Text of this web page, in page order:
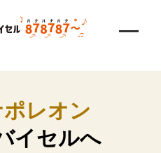
レオン
イセルへ